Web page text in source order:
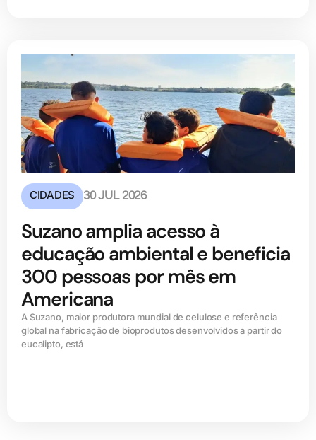
CIDADES 30 JUL 2026
Suzano amplia acesso à
educação ambiental e beneficia
300 pessoas por mês em
Americana
A Suzano, maior produtora mundial de celulose e referência
global na fabricação de bioprodutos desenvolvidos a partir do
eucalipto, está